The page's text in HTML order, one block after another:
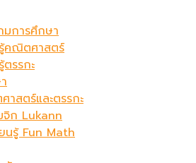
มการศึกษา
คณิตศาสตร์
ตรรกะ
าสตร์และตรรกะ
จิก​ Lukann
นรู้ Fun Math